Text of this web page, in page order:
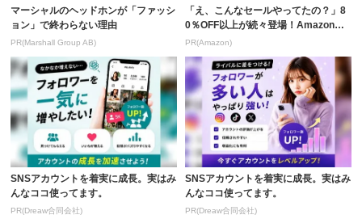
マーシャルのヘッドホンが「ファッシ
ョン」で終わらない理由
PR(Marshall Group AB)
「え、こんなセールやってたの？」8
0％OFF以上が続々登場！Amazonの
本気が...
PR(Amazon)
SNSアカウントを着実に成長。実はみ
んなココ使ってます。
PR(Dreaw合同会社)
SNSアカウントを着実に成長。実はみ
んなココ使ってます。
PR(Dreaw合同会社)